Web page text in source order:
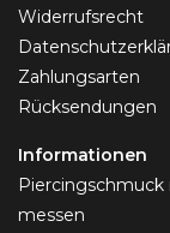
Widerrufsrecht
Zahlungsarten
Rücksendungen
Informationen
Piercingschmuck
messen